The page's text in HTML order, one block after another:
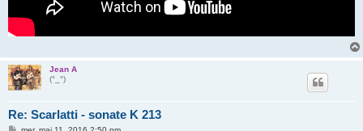
Jean A
(°_°)
Re: Scarlatti - sonate K 213